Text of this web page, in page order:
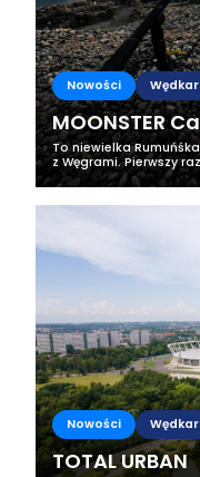
Nowości
MOONSTER
To niewielka
z Węgrami. Pierwszy
oficjalnym otwarciem
jest za bardzo...
Nowości
TOTAL URBAN